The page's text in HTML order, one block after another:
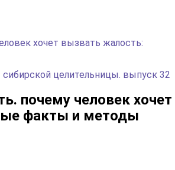
хочет вызвать жалость:
целительницы. выпуск 32
почему человек хочет
факты и методы